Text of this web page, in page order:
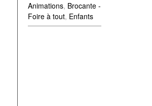
Animations, Brocante -
Foire à tout, Enfants